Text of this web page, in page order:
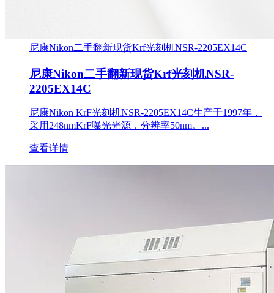
尼康Nikon二手翻新现货Krf光刻机NSR-2205EX14C
尼康Nikon二手翻新现货Krf光刻机NSR-
2205EX14C
尼康Nikon KrF光刻机NSR-2205EX14C生产于1997年，
采用248nmKrF曝光光源，分辨率50nm。...
查看详情